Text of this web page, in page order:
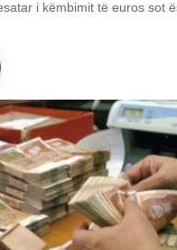
i këmbimit të euros sot